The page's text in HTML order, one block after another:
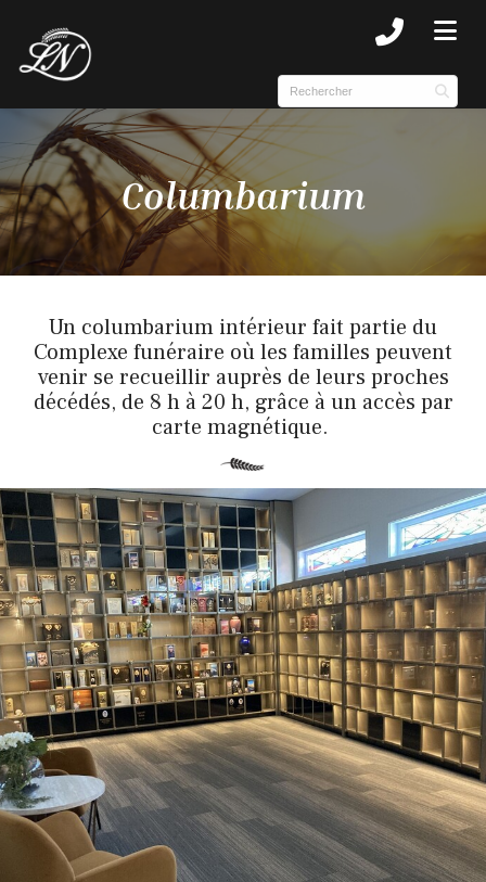
(NOTRE HISTOIRE )
(COMPLEXE )
Columbarium
Un columbarium intérieur fait partie du
Complexe funéraire où les familles peuvent
venir se recueillir auprès de leurs proches
décédés, de 8 h à 20 h, grâce à un accès par
carte magnétique.